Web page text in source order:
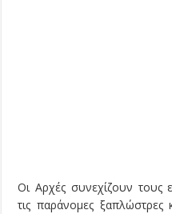
Οι Αρχές συνεχίζουν τους
τις παράνομες ξαπλώστρες